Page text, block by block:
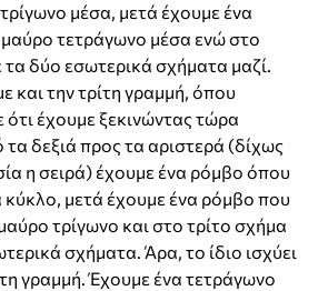
μέσα, μετά έχουμε ένα
τετράγωνο μέσα ενώ στο
τα δύο εσωτερικά σχήματα μαζί.
και την τρίτη γραμμή, όπου
έχουμε ξεκινώντας τώρα
δεξιά προς τα αριστερά (δίχως
η σειρά) έχουμε ένα ρόμβο όπου
κύκλο, μετά έχουμε ένα ρόμβο που
τρίγωνο και στο τρίτο σχήμα
σχήματα. Άρα, το ίδιο ισχύει
γραμμή. Έχουμε ένα τετράγωνο